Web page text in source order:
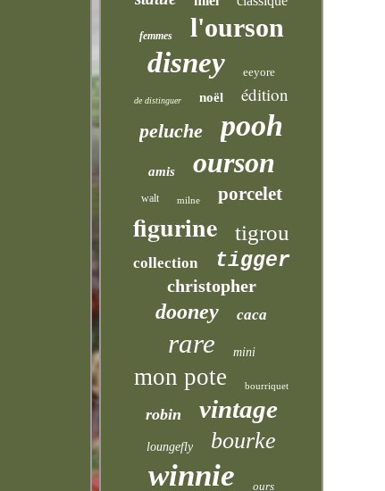
femmes l'ourson
disney eeyore
de distinguer noël
édition
peluche
pooh
amis ourson
walt milne porcelet
figurine tigrou
collection tigger
christopher
dooney caca
rare mini
mon pote bourriquet
robin vintage
loungefly bourke
winnie ours